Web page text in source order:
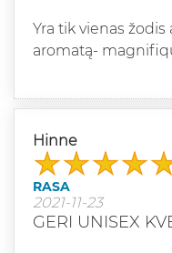
Yra tik vienas
aromatą-
Hinne
RASA
2021-11-23
GERI UNISEX